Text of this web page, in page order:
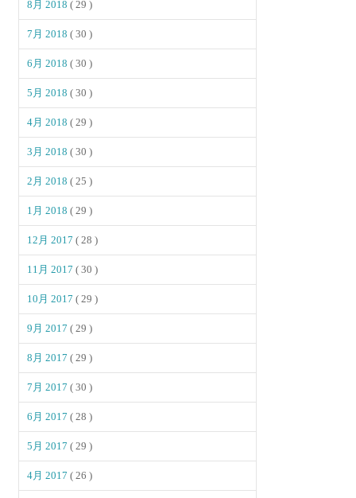
8月 2018( 29 )
7月 2018( 30 )
6月 2018( 30 )
5月 2018( 30 )
4月 2018( 29 )
3月 2018( 30 )
2月 2018( 25 )
1月 2018( 29 )
12月 2017( 28 )
11月 2017( 30 )
10月 2017( 29 )
9月 2017( 29 )
8月 2017( 29 )
7月 2017( 30 )
6月 2017( 28 )
5月 2017( 29 )
4月 2017( 26 )